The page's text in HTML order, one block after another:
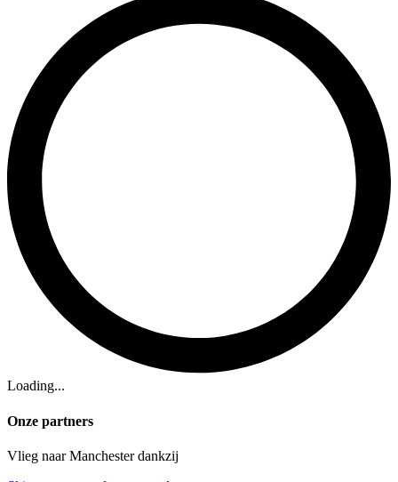
Loading...
Onze partners
Vlieg naar Manchester dankzij